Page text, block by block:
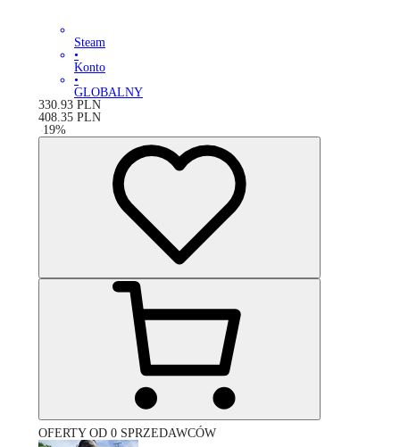
Steam
•
Konto
•
GLOBALNY
330.93 PLN
408.35 PLN
-19%
OFERTY OD 0 SPRZEDAWCÓW